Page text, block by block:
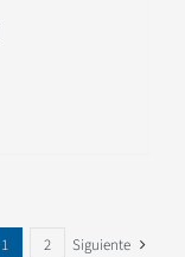
1 2 Siguiente